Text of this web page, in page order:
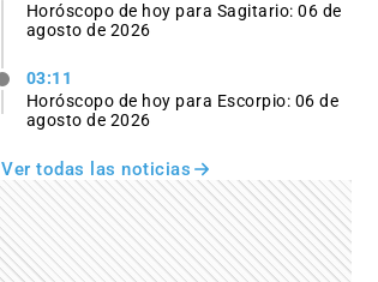
Horóscopo de hoy para Sagitario: 06 de
agosto de 2026
03:11
Horóscopo de hoy para Escorpio: 06 de
agosto de 2026
Ver todas las noticias